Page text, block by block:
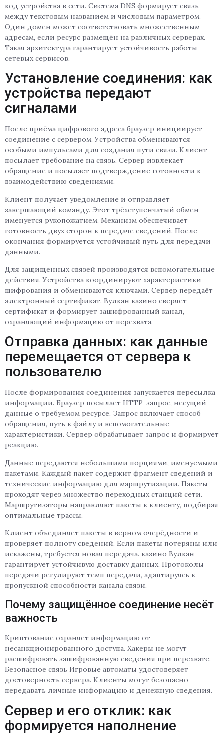
код устройства в сети. Система DNS формирует связь
между текстовым названием и числовым параметром.
Один домен может соответствовать множественным
адресам, если ресурс размещён на различных серверах.
Такая архитектура гарантирует устойчивость работы
сетевых сервисов.
Установление соединения: как
устройства передают
сигналами
После приёма цифрового адреса браузер инициирует
соединение с сервером. Устройства обмениваются
особыми импульсами для создания пути связи. Клиент
посылает требование на связь. Сервер извлекает
обращение и посылает подтверждение готовности к
взаимодействию сведениями.
Клиент получает уведомление и отправляет
завершающий команду. Этот трёхступенчатый обмен
именуется рукопожатием. Механизм обеспечивает
готовность двух сторон к передаче сведений. После
окончания формируется устойчивый путь для передачи
данными.
Для защищенных связей производятся вспомогательные
действия. Устройства координируют характеристики
шифрования и обмениваются ключами. Сервер передаёт
электронный сертификат. Вулкан казино сверяет
сертификат и формирует зашифрованный канал,
охраняющий информацию от перехвата.
Отправка данных: как данные
перемещается от сервера к
пользователю
После формирования соединения запускается пересылка
информации. Браузер посылает HTTP-запрос, несущий
данные о требуемом ресурсе. Запрос включает способ
обращения, путь к файлу и вспомогательные
характеристики. Сервер обрабатывает запрос и формирует
реакцию.
Данные передаются небольшими порциями, именуемыми
пакетами. Каждый пакет содержит фрагмент сведений и
технические информацию для маршрутизации. Пакеты
проходят через множество переходных станций сети.
Маршрутизаторы направляют пакеты к клиенту, подбирая
оптимальные трассы.
Клиент объединяет пакеты в верном очерёдности и
проверяет полноту сведений. Если пакеты потеряны или
искажены, требуется новая передача. казино Вулкан
гарантирует устойчивую доставку данных. Протоколы
передачи регулируют темп передачи, адаптируясь к
пропускной способности канала связи.
Почему защищённое соединение несёт
важность
Криптование охраняет информацию от
несанкционированного доступа. Хакеры не могут
расшифровать зашифрованную сведения при перехвате.
Безопасное связь Игровые автоматы удостоверяет
достоверность сервера. Клиенты могут безопасно
передавать личные информацию и денежную сведения.
Сервер и его отклик: как
формируется наполнение